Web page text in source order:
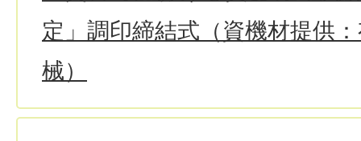
定」調印締結式（資機材提供
械）